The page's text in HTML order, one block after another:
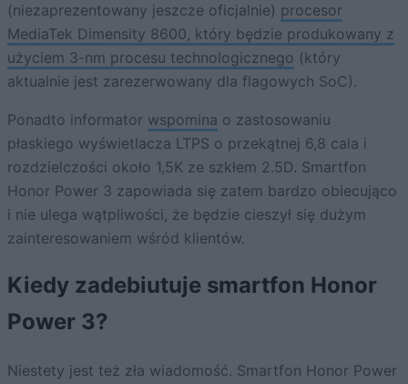
(niezaprezentowany jeszcze oficjalnie) procesor
MediaTek Dimensity 8600, który będzie produkowany z
użyciem 3-nm procesu technologicznego (który
aktualnie jest zarezerwowany dla flagowych SoC).
Ponadto informator wspomina o zastosowaniu
płaskiego wyświetlacza LTPS o przekątnej 6,8 cala i
rozdzielczości około 1,5K ze szkłem 2.5D. Smartfon
Honor Power 3 zapowiada się zatem bardzo obiecująco
i nie ulega wątpliwości, że będzie cieszył się dużym
zainteresowaniem wśród klientów.
Kiedy zadebiutuje smartfon Honor
Power 3?
Niestety jest też zła wiadomość. Smartfon Honor Power